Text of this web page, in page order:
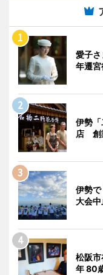
愛子
年遷
伊勢
店 創
伊勢
大会
松阪
年 80